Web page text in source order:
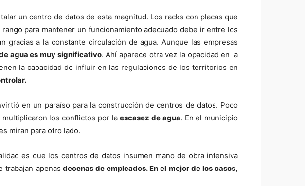
un centro de datos de esta magnitud. Los racks con placas que
para mantener un funcionamiento adecuado debe ir entre los
a la constante circulación de agua. Aunque las empresas
agua es muy significativo. Ahí aparece otra vez la opacidad en la
la capacidad de influir en las regulaciones de los territorios en
en un paraíso para la construcción de centros de datos. Poco
multiplicaron los conflictos por laescasez de agua. En el municipio
miran para otro lado.
es que los centros de datos insumen mano de obra intensiva
trabajan apenas decenas de empleados. En el mejor de los casos,